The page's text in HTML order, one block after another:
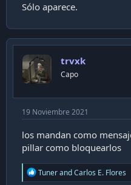
Sólo aparece.
trvxk
Capo
19 Noviembre 2021
los mandan como
pillar como bloquearlos
R
e
TunerandCarlos E. Flores